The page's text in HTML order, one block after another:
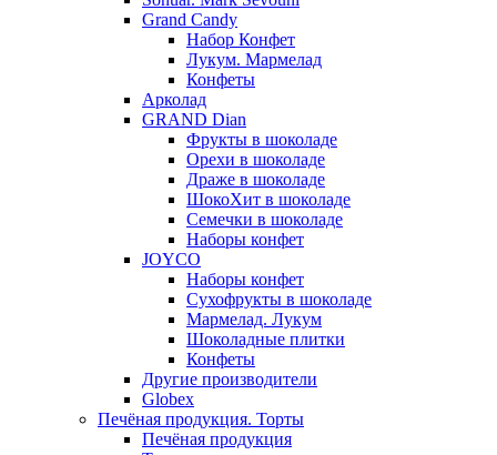
Grand Candy
Набор Конфет
Лукум. Мармелад
Конфеты
Арколад
GRAND Dian
Фрукты в шоколаде
Орехи в шоколаде
Драже в шоколаде
ШокоХит в шоколаде
Семечки в шоколаде
Наборы конфет
JOYCO
Наборы конфет
Сухофрукты в шоколаде
Мармелад. Лукум
Шоколадные плитки
Конфеты
Другие производители
Globex
Печёная продукция. Торты
Печёная продукция